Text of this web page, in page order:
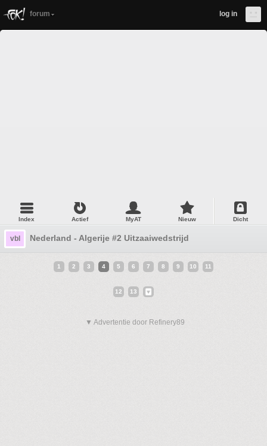
forum log in
Index Actief MyAT Nieuw Dicht
vbl Nederland - Algerije #2 Uitzaaiwedstrijd
1 2 3 4 5 6 7 8 9 10 11
12 13
▼ Advertentie door Refinery89